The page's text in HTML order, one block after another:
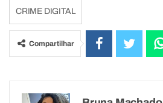
CRIME DIGITAL
Compartilhar